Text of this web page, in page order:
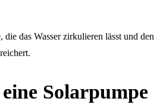
das Wasser zirkulieren lässt und den
Solarpumpe